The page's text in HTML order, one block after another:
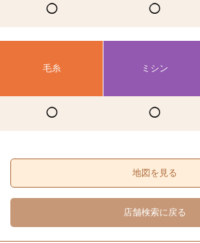
◯ ◯
毛糸 ミシン
◯ ◯
地図を見る
店舗検索に戻る